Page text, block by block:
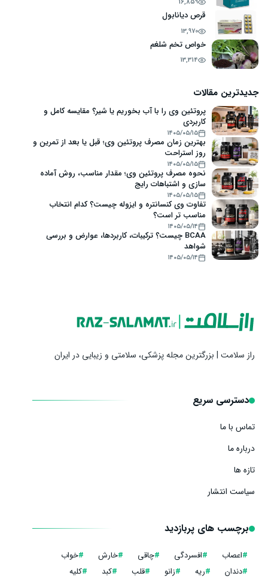
قرص دیانابول
13,970
خواص تخم شلغم
13,314
جدیدترین مقالات
پروتئین وی را با آب بخوریم یا شیر؟ مقایسه کامل و
کاربردی
۱۴۰۵/۰۵/۱۵
بهترین زمان مصرف پروتئین وی؛ قبل یا بعد از تمرین و
روز استراحت
۱۴۰۵/۰۵/۱۵
نحوه مصرف پروتئین وی؛ مقدار مناسب، روش آماده
سازی و اشتباهات رایج
۱۴۰۵/۰۵/۱۵
تفاوت وی کنسانتره و ایزوله چیست؟ کدام انتخاب
مناسب تر است؟
۱۴۰۵/۰۵/۱۴
BCAA چیست؟ ترکیبات، کاربردها، عوارض و بررسی
شواهد
۱۴۰۵/۰۵/۱۴
راز سلامت | بزرگترین مجله پزشکی، سلامتی و زیبایی در ایران
دسترسی سریع
تماس با ما
درباره ما
تازه ها
سیاست انتشار
برچسب های پربازدید
#اعصاب #افسردگی #چاقی #خارش #خواب
#دندان #ریه #زانو #قلب #کبد #کلیه